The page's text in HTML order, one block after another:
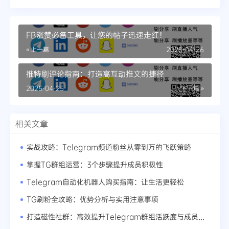
FB涨赞必备工具，让您的帖子迅速走红！
« 上一篇 2025-04-26
推特刷评论指南：打造高互动推文的捷径
下一篇 »
2025-04-25
相关文章
实战攻略：Telegram频道粉丝从零到万的飞跃策略
掌握TG群组运营：3个步骤提升成员积极性
Telegram自动化机器人购买指南：让生活更轻松
TG刷粉全攻略：优势分析与实用注意事项